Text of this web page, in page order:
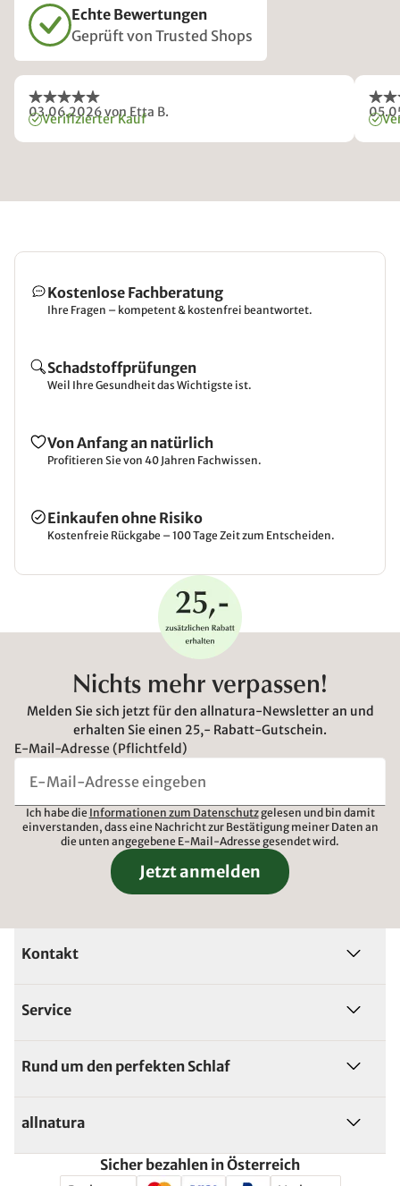
Echte Bewertungen
Geprüft von Trusted Shops
03.06.2026von Etta B.
Verifizierter Kauf
Kostenlose Fachberatung
Ihre Fragen – kompetent & kostenfrei beantwortet.
Schadstoffprüfungen
Weil Ihre Gesundheit das Wichtigste ist.
Von Anfang an natürlich
Profitieren Sie von 40 Jahren Fachwissen.
Einkaufen ohne Risiko
Kostenfreie Rückgabe – 100 Tage Zeit zum Entscheiden.
Nichts mehr verpassen!
Melden Sie sich jetzt für den allnatura-Newsletter an und
erhalten Sie einen 25,- Rabatt-Gutschein.
E-Mail-Adresse (Pflichtfeld)
Ich habe die Informationen zum Datenschutzgelesen und bin damit
einverstanden, dass eine Nachricht zur Bestätigung meiner Daten an
die unten angegebene E-Mail-Adresse gesendet wird.
Jetzt anmelden
Kontakt
Service
Rund um den perfekten Schlaf
allnatura
Sicher bezahlen in Österreich